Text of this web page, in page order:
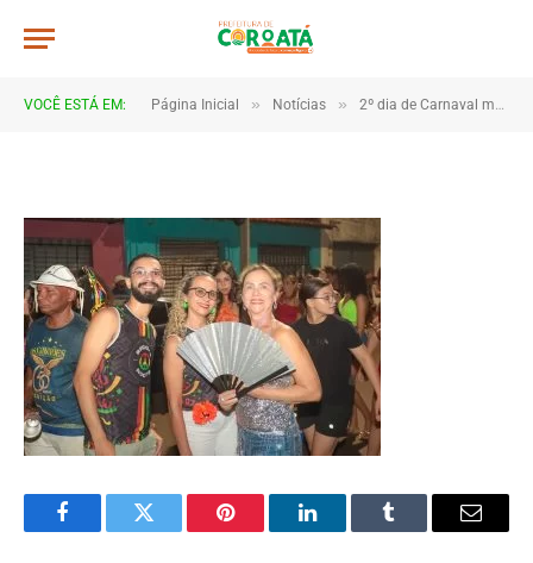
VOCÊ ESTÁ EM: Página Inicial » Notícias » 2º dia de Carnaval movimenta Coroatá com muita animação e grande público
4B2A1035
FacebookTwitter Pinterest LinkedInTumblr Email